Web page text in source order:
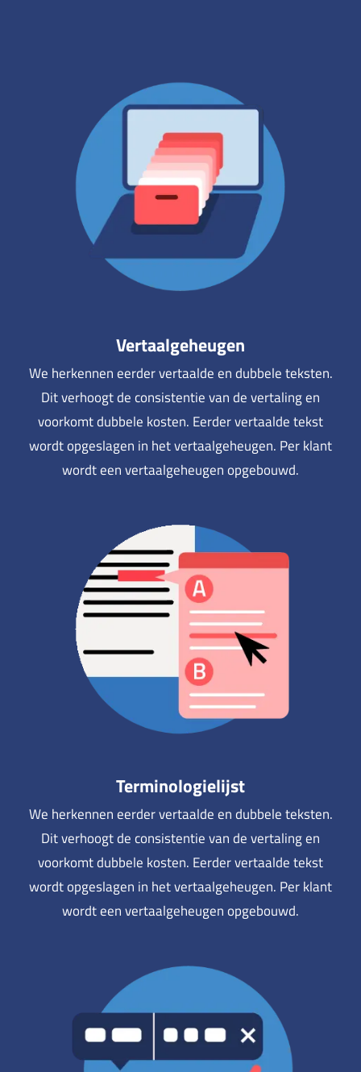
Vertaalgeheugen
We herkennen eerder vertaalde en dubbele teksten.
Dit verhoogt de consistentie van de vertaling en
voorkomt dubbele kosten. Eerder vertaalde tekst
wordt opgeslagen in het vertaalgeheugen. Per klant
wordt een vertaalgeheugen opgebouwd.
Terminologielijst
We herkennen eerder vertaalde en dubbele teksten.
Dit verhoogt de consistentie van de vertaling en
voorkomt dubbele kosten. Eerder vertaalde tekst
wordt opgeslagen in het vertaalgeheugen. Per klant
wordt een vertaalgeheugen opgebouwd.